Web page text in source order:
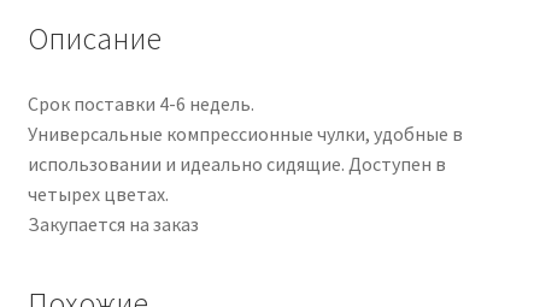
1
Paar
Описание
Срок поставки 4-6 недель.
Универсальные компрессионные чулки, удобные в
использовании и идеально сидящие. Доступен в
четырех цветах.
Закупается на заказ